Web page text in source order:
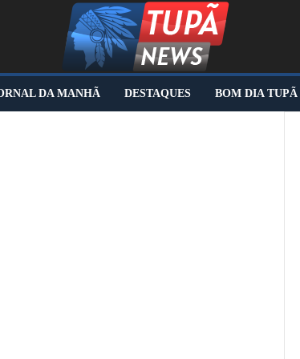
DA MANHÃ DESTAQUES BOM DIA TUPÃ